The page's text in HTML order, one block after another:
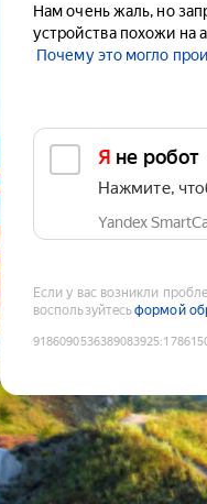
Нам очень жаль, но
устройства похожи на
Почему это могло
Я не робот
Нажмите,
Yandex
Если у вас возникли
воспользуйтесьформой
9186090536389083925: